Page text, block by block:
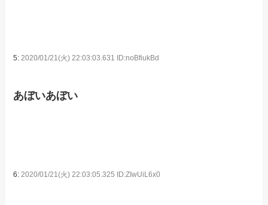
5:2020/01/21(火) 22:03:03.631 ID:noBfiukBd
あぼいあぼい
6:2020/01/21(火) 22:03:05.325 ID:ZIwUiL6x0